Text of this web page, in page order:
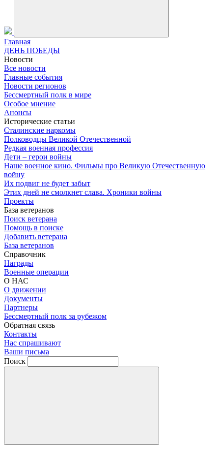
Главная
ДЕНЬ ПОБЕДЫ
Новости
Все новости
Главные события
Новости регионов
Бессмертный полк в мире
Особое мнение
Анонсы
Исторические статьи
Сталинские наркомы
Полководцы Великой Отечественной
Редкая военная профессия
Дети – герои войны
Наше военное кино. Фильмы про Великую Отечественную
войну
Их подвиг не будет забыт
Этих дней не смолкнет слава. Хроники войны
Проекты
База ветеранов
Поиск ветерана
Помощь в поиске
Добавить ветерана
База ветеранов
Справочник
Награды
Военные операции
О НАС
О движении
Документы
Партнеры
Бессмертный полк за рубежом
Обратная связь
Контакты
Нас спрашивают
Ваши письма
Поиск